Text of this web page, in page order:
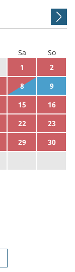
Sa
So
1
2
8
9
15
16
22
23
29
30